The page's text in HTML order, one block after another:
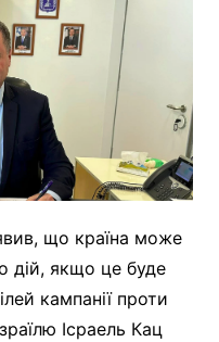
що країна може
дій, якщо це буде
кампанії проти
Ісраель Кац